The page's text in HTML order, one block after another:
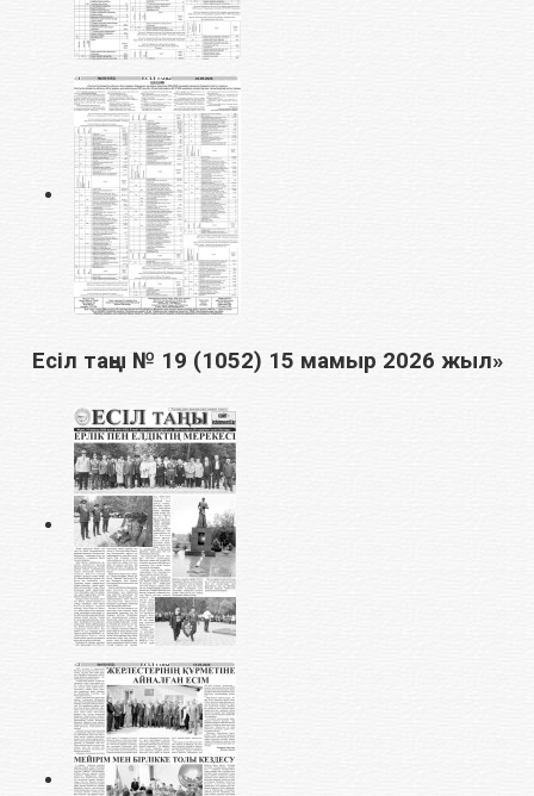
Есіл таңы № 19 (1052) 15 мамыр 2026 жыл»